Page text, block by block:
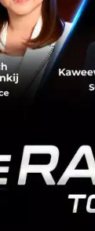
2025 สำหรับ
การลดภาษีเ
ผ่านร่างกฎหม
ยจ่ายภาครัฐมี
งประธานาธิบ
ceiling) ในปี
หาทางตรวจ
บดีมีความเป็
กมีแนวโน้มตั้ง